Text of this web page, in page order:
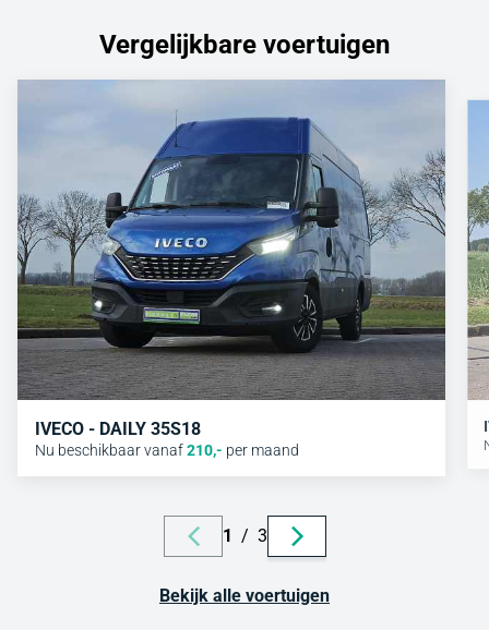
Vergelijkbare voertuigen
IVECO - DAILY 35S18
Nu beschikbaar vanaf210,- per maand
1 / 3
Bekijk alle voertuigen